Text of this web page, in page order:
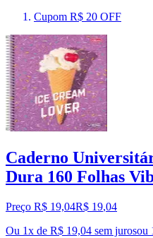
Cupom R$ 20 OFF
Caderno
Dura 160 Folhas
Preço R$ 19,04R$ 19,04
Ou 1x de R$ 19,04 sem jurosou